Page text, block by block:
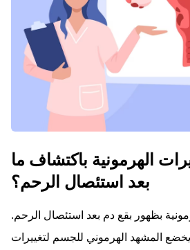
الهرمونية باكتشاف ما
بعد استئصال الرحم؟
بظهور بقع دم بعد استئصال الرحم.
المشهد الهرموني للجسم لتغييرات